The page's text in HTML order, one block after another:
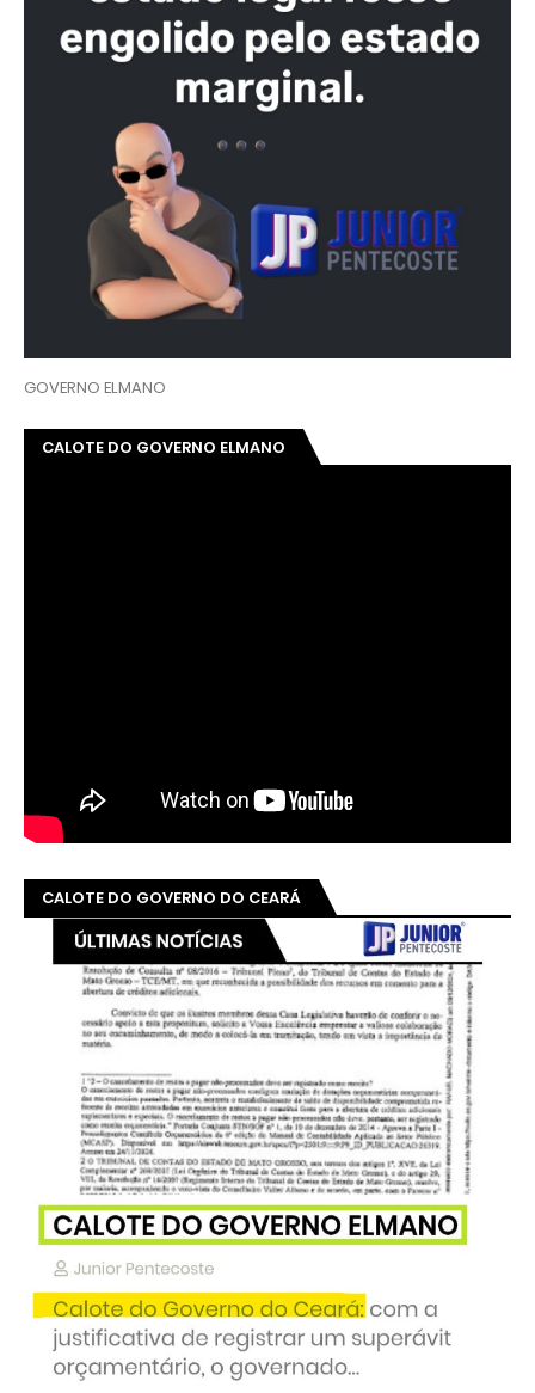
GOVERNO ELMANO
CALOTE DO GOVERNO ELMANO
CALOTE DO GOVERNO DO CEARÁ